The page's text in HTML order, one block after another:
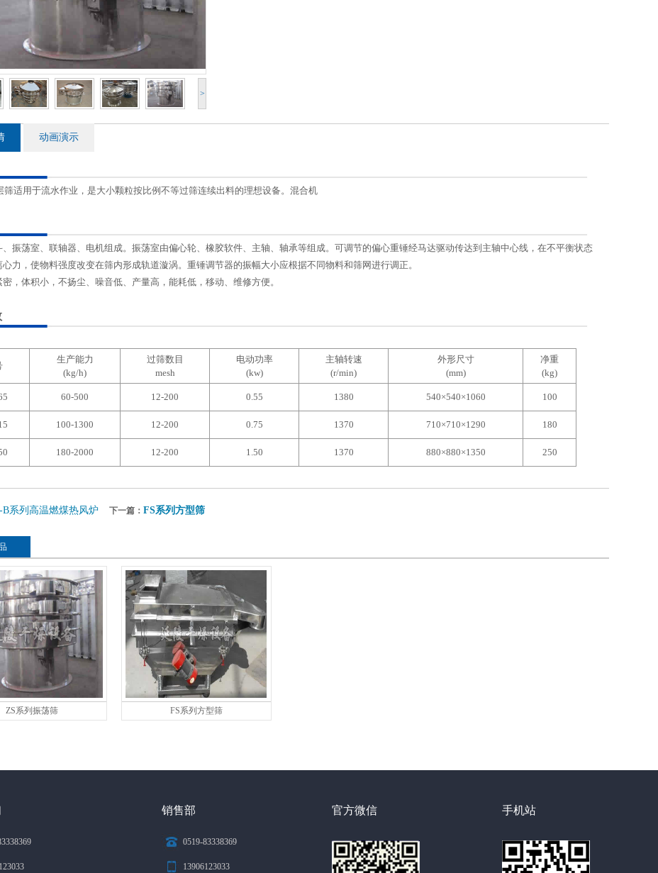
>
动画演示
筛适用于流水作业，是大小颗粒按比例不等过筛连续出料的理想设备。混合机
、振荡室、联轴器、电机组成。振荡室由偏心轮、橡胶软件、主轴、轴承等组成。可调节的偏心重锤经马达驱动传达到主轴中心线，在不平衡状态
力，使物料强度改变在筛内形成轨道漩涡。重锤调节器的振幅大小应根据不同物料和筛网进行调正。
，体积小，不扬尘、噪音低、产量高，能耗低，移动、维修方便。
生产能力
(kg/h)
过筛数目
mesh
电动功率
(kw)
主轴转速
(r/min)
外形尺寸
(mm)
净重
(kg)
60-500 12-200 0.55 1380 540×540×1060 100
100-1300 12-200 0.75 1370 710×710×1290 180
180-2000 12-200 1.50 1370 880×880×1350 250
B系列高温燃煤热风炉 下一篇： FS系列方型筛
ZS系列振荡筛 FS系列方型筛
销售部
0519-83338369
13906123033
官方微信 手机站